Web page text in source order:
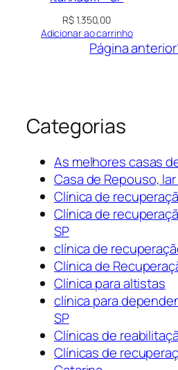
R$1.350,00
Adicionar ao carrinho
Página anterior
Categorias
As melhores casas
Casa de Repouso,
Clínica de
Clínica de
SP
clínica de
Clínica de
Clínica para altistas
clínica para
SP
Clínicas de
Clínicas de